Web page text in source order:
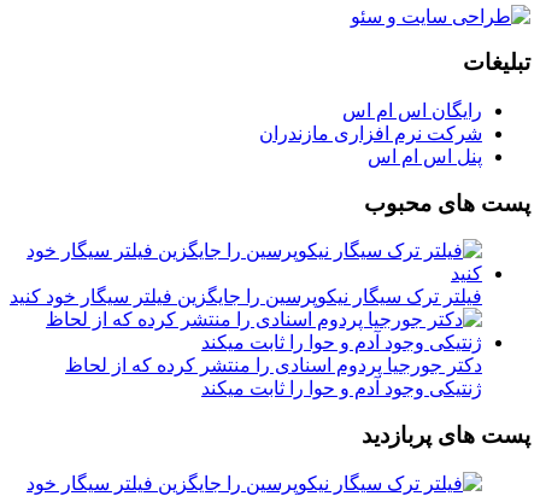
تبلیغات
رایگان اس ام اس
شرکت نرم افزاری مازندران
پنل اس ام اس
پست های محبوب
فیلتر ترک سیگار نیکوپرسین را جایگزین فیلتر سیگار خود کنید
دکتر جورجیا پردوم اسنادی را منتشر کرده که از لحاظ
ژنتیکی وجود آدم و حوا را ثابت میکند
پست های پربازدید